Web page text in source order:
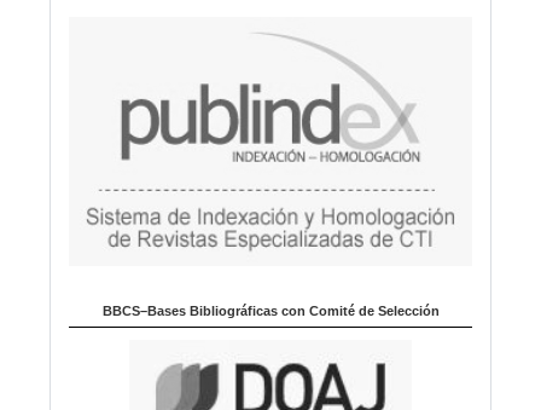
BBCS–Bases Bibliográficas con Comité de Selección